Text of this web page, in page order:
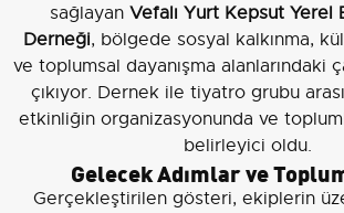
sağlayan Vefalı Yurt Kepsut Yerel
Derneği, bölgede sosyal kalkınma,
ve toplumsal dayanışma alanlarındaki
çıkıyor. Dernek ile tiyatro grubu
etkinliğin organizasyonunda ve
belirleyici oldu.
Gelecek Adımlar ve
Gerçekleştirilen gösteri, ekiplerin